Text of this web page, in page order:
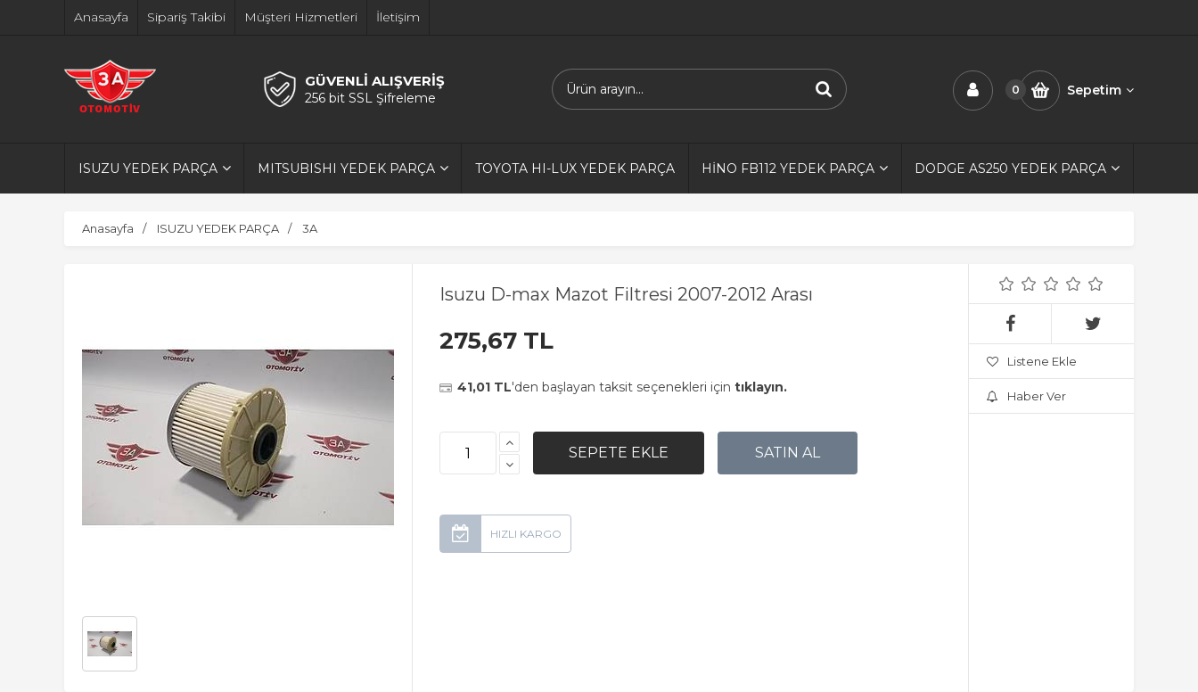
Anasayfa Sipariş Takibi Müşteri Hizmetleri İletişim
GÜVENLİ ALIŞVERİŞ
256 bit SSL Şifreleme
0 Sepetim
ISUZU YEDEK PARÇA MITSUBISHI YEDEK PARÇA TOYOTA HI-LUX YEDEK PARÇA HİNO FB112 YEDEK PARÇA DODGE AS250 YEDEK PARÇA
Anasayfa ISUZU YEDEK PARÇA 3A
Isuzu D-max Mazot Filtresi 2007-2012 Arası
275,67 TL
41,01 TL'den başlayan taksit seçenekleri için tıklayın.
Listene Ekle
Haber Ver